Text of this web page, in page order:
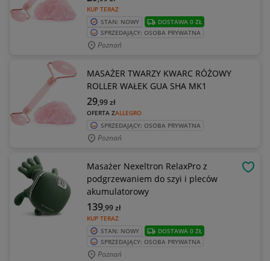
KUP TERAZ
STAN: NOWY
DOSTAWA 0 ZŁ
SPRZEDAJĄCY: OSOBA PRYWATNA
Poznań
MASAŻER TWARZY KWARC RÓŻOWY
ROLLER WAŁEK GUA SHA MK1
OFERTA ZALLEGRO
29,99zł
SPRZEDAJĄCY: OSOBA PRYWATNA
Poznań
Masażer Nexeltron RelaxPro z
podgrzewaniem do szyi i pleców
akumulatorowy
KUP TERAZ
139,99zł
STAN: NOWY
DOSTAWA 0 ZŁ
SPRZEDAJĄCY: OSOBA PRYWATNA
Poznań